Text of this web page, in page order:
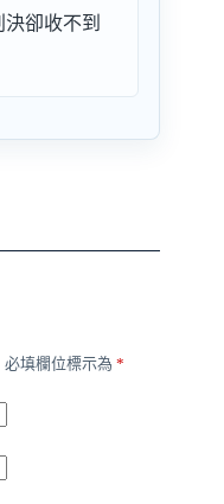
卻收不到
必填欄位標示為 *